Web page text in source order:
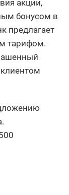
акции,
бонусом в
предлагает
тарифом.